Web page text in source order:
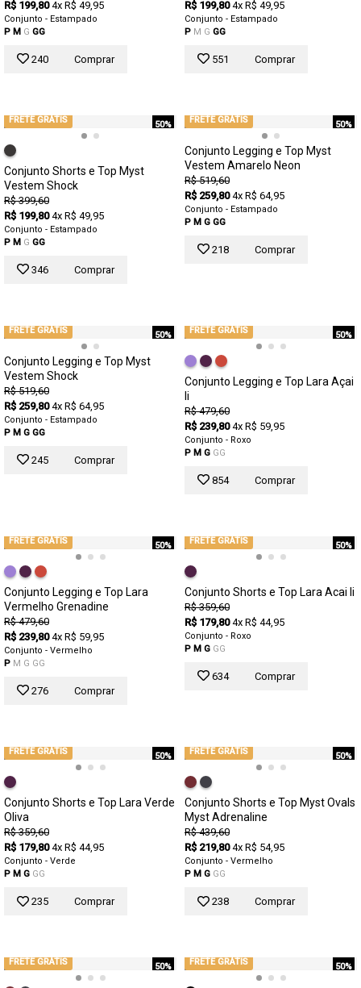
R$ 199,80 4x R$ 49,95
Conjunto - Estampado
P M G GG
240 Comprar
R$ 199,80 4x R$ 49,95
Conjunto - Estampado
P M G GG
551 Comprar
50%
FRETE GRÁTIS
Conjunto Shorts e Top Myst
Vestem Shock
R$ 399,60
R$ 199,80 4x R$ 49,95
Conjunto - Estampado
P M G GG
346 Comprar
50%
FRETE GRÁTIS
Conjunto Legging e Top Myst
Vestem Amarelo Neon
R$ 519,60
R$ 259,80 4x R$ 64,95
Conjunto - Estampado
P M G GG
218 Comprar
50%
FRETE GRÁTIS
Conjunto Legging e Top Myst
Vestem Shock
R$ 519,60
R$ 259,80 4x R$ 64,95
Conjunto - Estampado
P M G GG
245 Comprar
50%
FRETE GRÁTIS
Conjunto Legging e Top Lara Açai
Ii
R$ 479,60
R$ 239,80 4x R$ 59,95
Conjunto - Roxo
P M G GG
854 Comprar
50%
FRETE GRÁTIS
Conjunto Legging e Top Lara
Vermelho Grenadine
R$ 479,60
R$ 239,80 4x R$ 59,95
Conjunto - Vermelho
P M G GG
276 Comprar
50%
FRETE GRÁTIS
Conjunto Shorts e Top Lara Acai Ii
R$ 359,60
R$ 179,80 4x R$ 44,95
Conjunto - Roxo
P M G GG
634 Comprar
50%
FRETE GRÁTIS
Conjunto Shorts e Top Lara Verde
Oliva
R$ 359,60
R$ 179,80 4x R$ 44,95
Conjunto - Verde
P M G GG
235 Comprar
50%
FRETE GRÁTIS
Conjunto Shorts e Top Myst Ovals
Myst Adrenaline
R$ 439,60
R$ 219,80 4x R$ 54,95
Conjunto - Vermelho
P M G GG
238 Comprar
50%
FRETE GRÁTIS 50%
FRETE GRÁTIS